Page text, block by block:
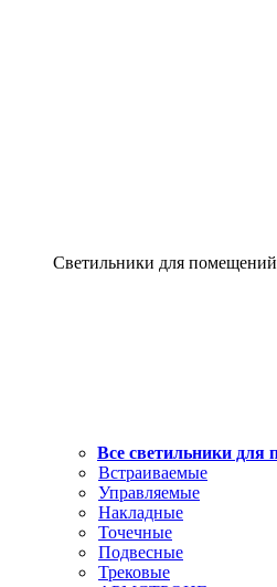
Светильники для помещений
Все светильники для
Встраиваемые
Управляемые
Накладные
Точечные
Подвесные
Трековые